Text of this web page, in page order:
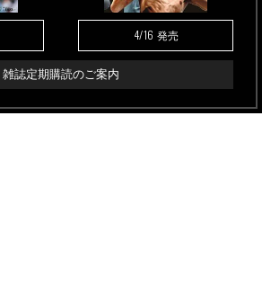
4/16 発売
雑誌定期購読のご案内